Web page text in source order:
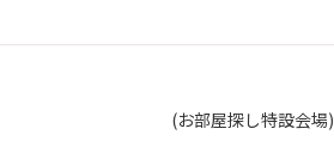
(お部屋探し特設会場)